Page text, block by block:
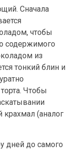
Сначала
чтобы
содержимого
из
тонкий блин и
Чтобы
крахмал (аналог
дней до самого